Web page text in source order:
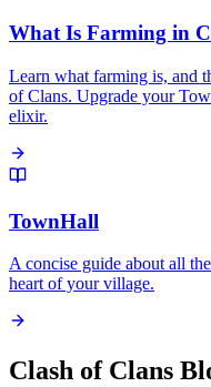
What Is Farming in
Learn what farming is, and
of Clans. Upgrade your
elixir.
TownHall
A concise guide about all
heart of your village.
Clash of Clans